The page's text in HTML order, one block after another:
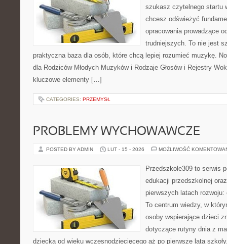
szukasz czytelnego startu
chcesz odświeżyć
opracowania prowadzące
trudniejszych. To nie jest
praktyczna baza dla osób, które chcą lepiej rozumieć muzykę.
dla Rodziców Młodych Muzyków i Rodzaje Głosów i Rejestry
kluczowe elementy […]
CATEGORIES: PRZEMYSŁ
PROBLEMY WYCHOWAWCZE
POSTED BY ADMIN LUT - 15 - 2026 MOŻLIWOŚĆ
Przedszkole309 to serwis
edukacji przedszkolnej
pierwszych latach
To centrum wiedzy, w
osoby wspierające dzieci
dotyczące rutyny dnia z
dziecka od wieku wczesnodziecięcego aż po pierwsze lata